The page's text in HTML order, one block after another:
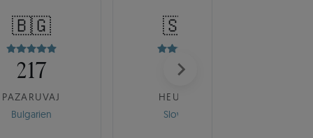
🇧🇬
217
PAZARUVAJ
Bulgarien
🇸🇰
175
HEUREKA
Slowakei